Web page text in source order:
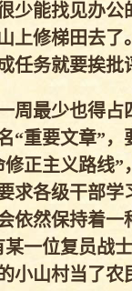
少能找见办
上修梯田去
任务就要挨批
周最少也得占
“重要文章”
正主义路线
求各级干部
然保持着一
一位复员战
小山村当了